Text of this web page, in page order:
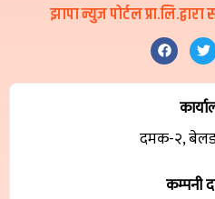
झापा न्युज पोर्टल
दमक-२,
कम्पनी